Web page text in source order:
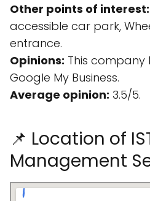
Other points of interest:
accessible car park,
entrance.
Opinions: This company
Google My Business.
Average opinion: 3.5/5.
📌 Location of
Management